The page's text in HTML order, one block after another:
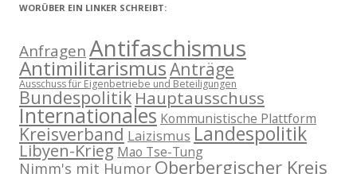
WORÜBER EIN LINKER SCHREIBT:
AnfragenAntifaschismus
AntimilitarismusAnträge
Ausschuss für Eigenbetriebe und Beteiligungen
Bundespolitik Hauptausschuss
Internationales Kommunistische Plattform
Kreisverband Laizismus Landespolitik
Libyen-Krieg Mao Tse-Tung
Nimm's mit Humor Oberbergischer Kreis